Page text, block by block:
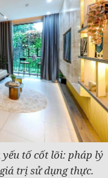
tố cốt lõi: pháp lý
trị sử dụng thực.